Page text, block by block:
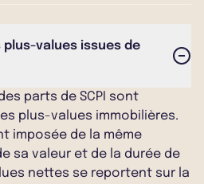
values issues de
parts de SCPI sont
plus-values immobilières.
imposée de la même
sa valeur et de la durée de
nettes se reportent sur la